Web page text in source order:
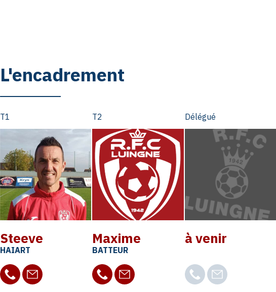
L'encadrement
T1
Steeve
HAIART
T2
Maxime
BATTEUR
Délégué
à venir